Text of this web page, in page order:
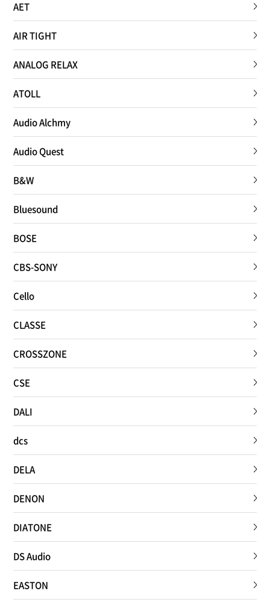
AET
AIR TIGHT
ANALOG RELAX
ATOLL
Audio Alchmy
Audio Quest
B&W
Bluesound
BOSE
CBS-SONY
Cello
CLASSE
CROSSZONE
CSE
DALI
dcs
DELA
DENON
DIATONE
DS Audio
EASTON